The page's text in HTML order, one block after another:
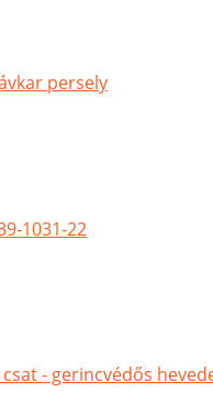
persely
1031-22
- gerincvédős